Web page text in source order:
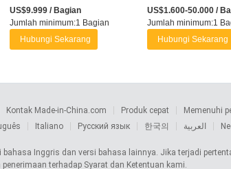
Rahang Granit Limestone
Kerikil ...
US$9.999 / Bagian
Jumlah minimum:1 Bagian
Hubungi Sekarang
Pabrik Produksi
Penghancuran ...
US$1.600-50.000 /
Jumlah minimum:1
Hubungi Sekarang
Kontak Made-in-China.com Produk cepat Memenuhi
Italiano Русский язык 한국의 العربية
Inggris dan versi bahasa lainnya. Jika terjadi
penerimaan terhadap Syarat dan Ketentuan kami.